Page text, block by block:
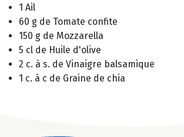
1 Ail
60 g de Tomate confite
150 g de Mozzarella
5 cl de Huile d'olive
2 c. à s. de Vinaigre balsamique
1 c. à c de Graine de chia